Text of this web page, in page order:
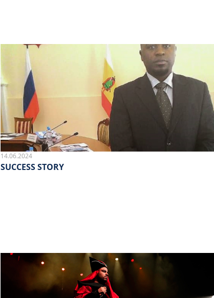
14.06.2024
SUCCESS STORY